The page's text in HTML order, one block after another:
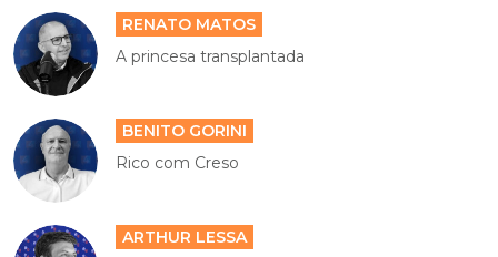
RENATO MATOS
A princesa transplantada
BENITO GORINI
Rico com Creso
ARTHUR LESSA